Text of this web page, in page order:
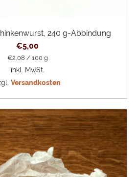
240 g-Abbindung
€5,00
€2,08 / 100 g
inkl. MwSt.
Versandkosten